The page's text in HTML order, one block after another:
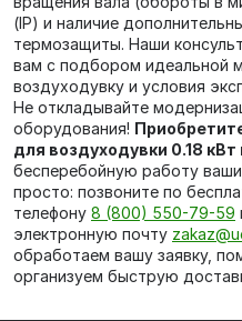
(IP) и наличие
термозащиты. Наши
вам с подбором идеальной
воздуходувку и условия
Не откладывайте
оборудования!
для воздуходувки 0.18
бесперебойную работу
просто: позвоните по
телефону 8 (800) 550-79-59
электронную почту
обработаем вашу заявку,
организуем быструю